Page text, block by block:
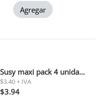
Agregar
Susy maxi pack 4 unidades 50gr c/u
$3.40 + IVA
$3.94